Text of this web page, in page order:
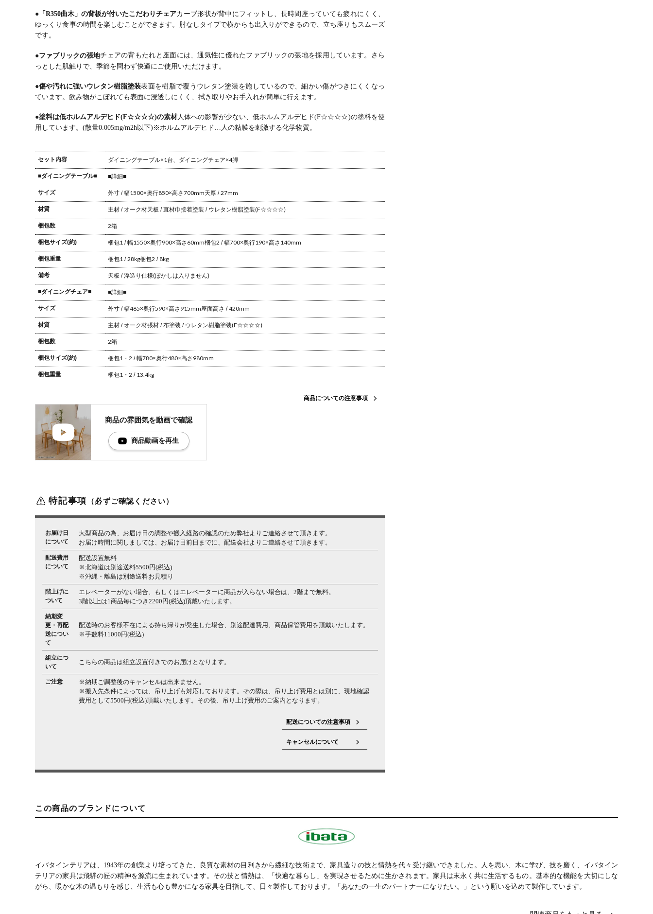
●「R350曲木」の背板が付いたこだわりチェアカーブ形状が背中にフィットし、長時間座っていても疲れにくく、
ゆっくり食事の時間を楽しむことができます。 肘なしタイプで横からも出入りができるので、立ち座りもスムーズ
です。
●ファブリックの張地チェアの背もたれと座面には、通気性に優れたファブリックの張地を採用しています。 さら
っとした肌触りで、季節を問わず快適にご使用いただけます。
●傷や汚れに強いウレタン樹脂塗装表面を樹脂で覆うウレタン塗装を施しているので、細かい傷がつきにくくなっ
ています。 飲み物がこぼれても表面に浸透しにくく、拭き取りやお手入れが簡単に行えます。
●塗料は低ホルムアルデヒド(F☆☆☆☆)の素材人体への影響が少ない、低ホルムアルデヒド(F☆☆☆☆)の塗料を使
用しています。(散量0.005mg/m2h以下) ※ホルムアルデヒド…人の粘膜を刺激する化学物質。
セット内容 ダイニングテーブル×1台、ダイニングチェア×4脚
■ダイニングテーブル■ ■詳細■
サイズ 外寸 / 幅1500×奥行850×高さ700mm天厚 / 27mm
材質 主材 / オーク材天板 / 直材巾接着塗装 / ウレタン樹脂塗装(F☆☆☆☆)
梱包数 2箱
梱包サイズ(約) 梱包1 / 幅1550×奥行900×高さ60mm梱包2 / 幅700×奥行190×高さ140mm
梱包重量 梱包1 / 28kg梱包2 / 8kg
備考 天板 / 浮造り仕様(ぼかしは入りません)
■ダイニングチェア■ ■詳細■
サイズ 外寸 / 幅465×奥行590×高さ915mm座面高さ / 420mm
材質 主材 / オーク材張材 / 布塗装 / ウレタン樹脂塗装(F☆☆☆☆)
梱包数 2箱
梱包サイズ(約) 梱包1・2 / 幅780×奥行480×高さ980mm
梱包重量 梱包1・2 / 13.4kg
商品についての注意事項
商品の雰囲気を動画で確認
商品動画を再生
特記事項 （必ずご確認ください）
お届け日
について
大型商品の為、お届け日の調整や搬入経路の確認のため弊社よりご連絡させて頂きます。
お届け時間に関しましては、お届け日前日までに、配送会社よりご連絡させて頂きます。
配送費用
について
配送設置無料
※北海道は別途送料5500円(税込)
※沖縄・離島は別途送料お見積り
階上げに
ついて
エレベーターがない場合、もしくはエレベーターに商品が入らない場合は、2階まで無料。
3階以上は1商品毎につき2200円(税込)頂戴いたします。
納期変
更・再配
送につい
て
配送時のお客様不在による持ち帰りが発生した場合、別途配達費用、商品保管費用を頂戴いたします。
※手数料11000円(税込)
組立につ
いて
こちらの商品は組立設置付きでのお届けとなります。
ご注意
※納期ご調整後のキャンセルは出来ません。
※搬入先条件によっては、吊り上げも対応しております。その際は、吊り上げ費用とは別に、現地確認
費用として5500円(税込)頂戴いたします。その後、吊り上げ費用のご案内となります。
配送についての注意事項
キャンセルについて
この商品のブランドについて
イバタインテリアは、1943年の創業より培ってきた、良質な素材の目利きから繊細な技術まで、家具造りの技と情熱を代々受け継いできました。人を思い、木に学び、技を磨く、イバタイン
テリアの家具は飛騨の匠の精神を源流に生まれています。その技と情熱は、「快適な暮らし」を実現させるために生かされます。家具は末永く共に生活するもの。基本的な機能を大切にしな
がら、暖かな木の温もりを感じ、生活も心も豊かになる家具を目指して、日々製作しております。「あなたの一生のパートナーになりたい。」という願いを込めて製作しています。